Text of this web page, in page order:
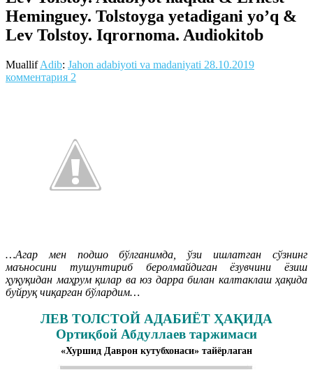
Heminguey. Tolstoyga yetadigani yo’q &
Lev Tolstoy. Iqrornoma. Audiokitob
MuallifAdib: Jahon adabiyoti va madaniyati 28.10.2019
комментария 2
…Агар мен подшо бўлганимда, ўзи ишлатган сўзнинг
маъносини тушунтириб беролмайдиган ёзувчини ёзиш
ҳуқуқидан маҳрум қилар ва юз дарра билан калтаклаш ҳақида
буйруқ чиқарган бўлардим…
ЛЕВ ТОЛСТОЙ АДАБИЁТ ҲАҚИДА
Ортиқбой Абдуллаев таржимаси
«Хуршид Даврон кутубхонаси» тайёрлаган